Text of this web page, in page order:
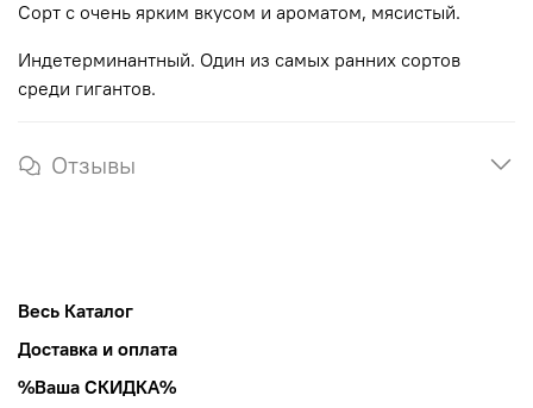
Сорт с очень ярким вкусом и ароматом, мясистый.
Индетерминантный. Один из самых ранних сортов
среди гигантов.
Отзывы
Весь Каталог
Доставка и оплата
%Ваша СКИДКА%